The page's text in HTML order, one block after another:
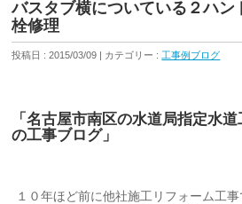
バスタブ横についている２ハン
栓修理
投稿日 : 2015/03/09 | カテゴリー : 工事例ブログ
「名古屋市南区の水道局指定水
の工事ブログ」
１０年ほど前に他社施工リフォーム工